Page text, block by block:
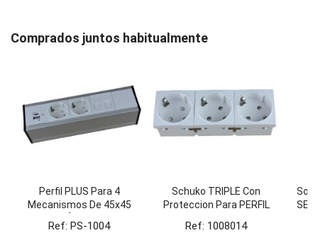
Comprados juntos habitualmente
Perfil PLUS Para 4
Mecanismos De 45x45
Ref: PS-1004
Schuko TRIPLE Con
Proteccion Para PERFIL
Ref: 1008014